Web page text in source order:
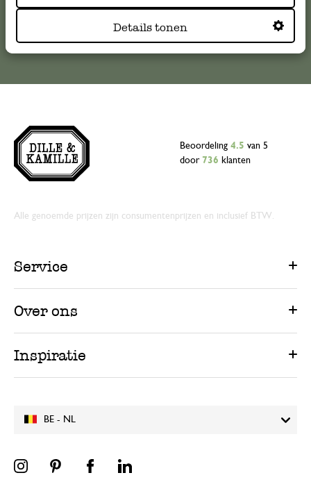
Details tonen
Online Klantenservice
BE - NL
Beoordeling 4.5 van 5
door 736 klanten
Alle genoemde prijzen zijn consumentenprijzen en inclusief BTW.
Service
Over ons
Inspiratie